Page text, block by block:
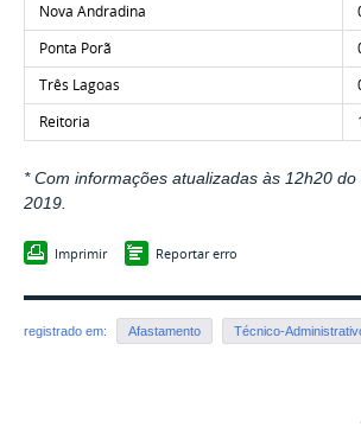
Nova Andradina
Ponta Porã
Três Lagoas
Reitoria
* Com informações atualizadas às 12h20
2019.
Imprimir Reportar erro
registrado em: Afastamento Técnico-